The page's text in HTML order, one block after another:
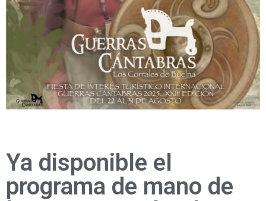
Ya disponible el
programa de mano de